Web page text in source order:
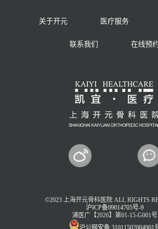
关于开元 医疗服务
联系我们 在线预
©2023 上海开元骨科医院 ALL RIGHTS
沪ICP备09014705号-9
浦医广【2026】第01-15-G001号
沪公网安备 31011502004901